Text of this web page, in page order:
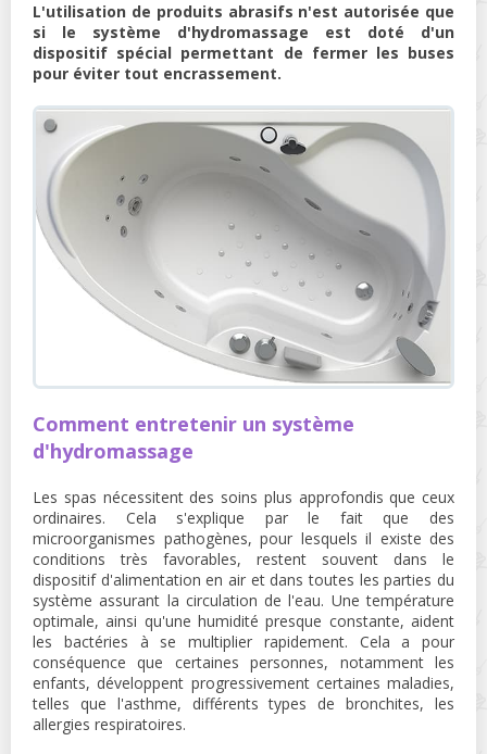
L'utilisation de produits abrasifs n'est autorisée que
si le système d'hydromassage est doté d'un
dispositif spécial permettant de fermer les buses
pour éviter tout encrassement.
Comment entretenir un système
d'hydromassage
Les spas nécessitent des soins plus approfondis que ceux
ordinaires. Cela s'explique par le fait que des
microorganismes pathogènes, pour lesquels il existe des
conditions très favorables, restent souvent dans le
dispositif d'alimentation en air et dans toutes les parties du
système assurant la circulation de l'eau. Une température
optimale, ainsi qu'une humidité presque constante, aident
les bactéries à se multiplier rapidement. Cela a pour
conséquence que certaines personnes, notamment les
enfants, développent progressivement certaines maladies,
telles que l'asthme, différents types de bronchites, les
allergies respiratoires.